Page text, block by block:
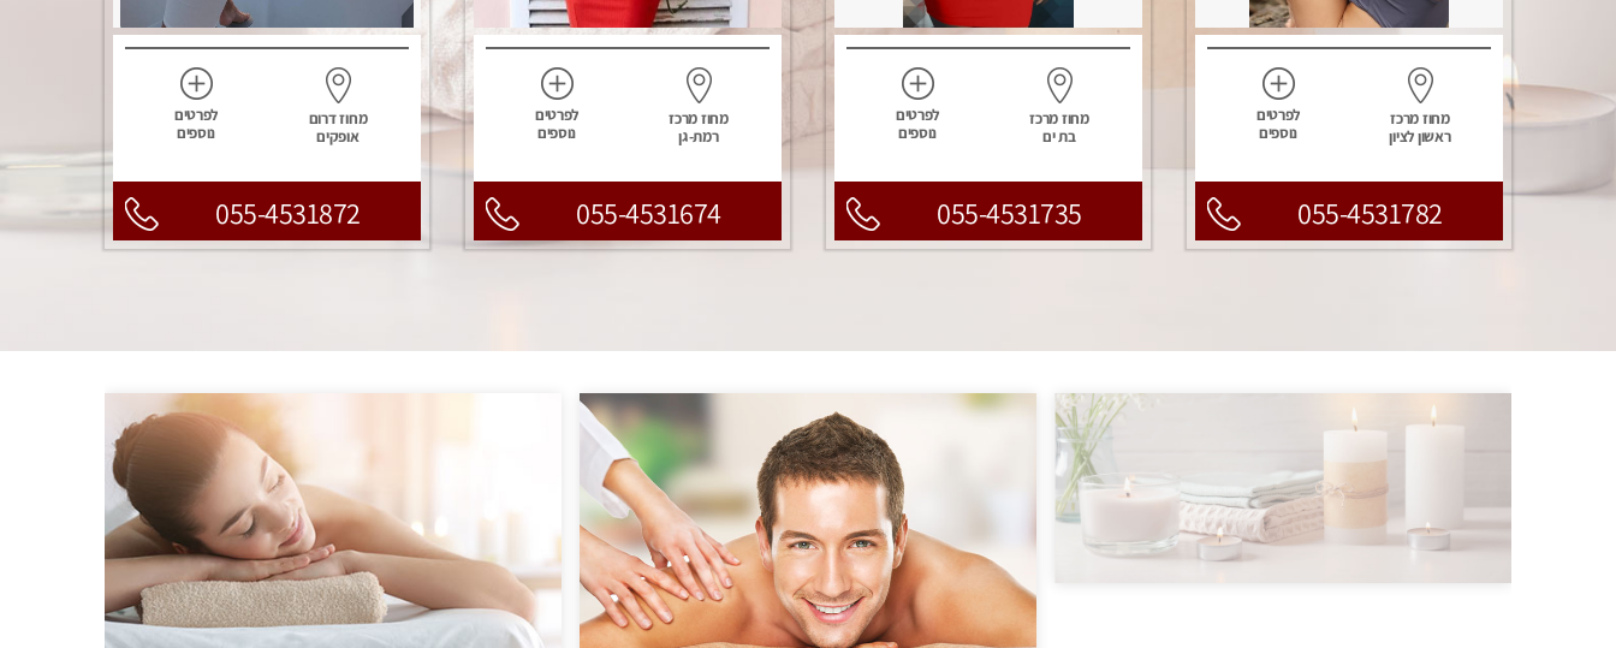
מחוז מרכז
ראשון לציון
לפרטים
נוספים
055-4531782
מחוז מרכז
בת ים
לפרטים
נוספים
055-4531735
מחוז מרכז
רמת-גן
לפרטים
נוספים
055-4531674
מחוז דרום
אופקים
לפרטים
נוספים
055-4531872